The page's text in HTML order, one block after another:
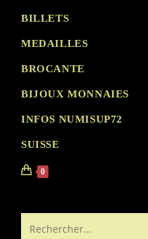
BILLETS
MEDAILLES
BROCANTE
BIJOUX MONNAIES
INFOS NUMISUP72
SUISSE
0